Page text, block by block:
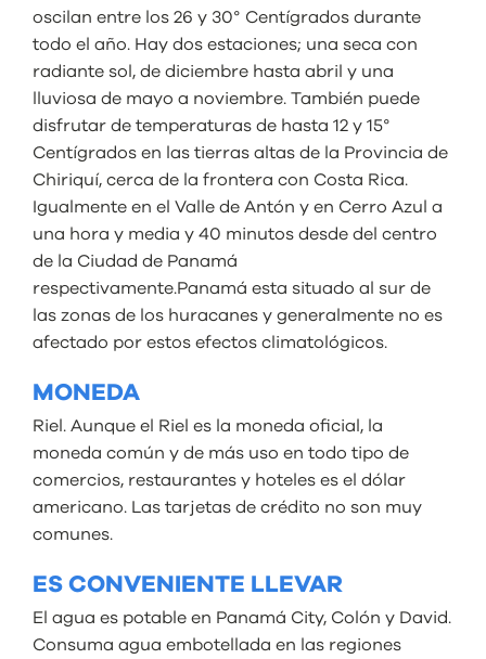
oscilan entre los 26 y 30° Centígrados durante
todo el año. Hay dos estaciones; una seca con
radiante sol, de diciembre hasta abril y una
lluviosa de mayo a noviembre. También puede
disfrutar de temperaturas de hasta 12 y 15°
Centígrados en las tierras altas de la Provincia de
Chiriquí, cerca de la frontera con Costa Rica.
Igualmente en el Valle de Antón y en Cerro Azul a
una hora y media y 40 minutos desde del centro
de la Ciudad de Panamá
respectivamente.Panamá esta situado al sur de
las zonas de los huracanes y generalmente no es
afectado por estos efectos climatológicos.
MONEDA
Riel. Aunque el Riel es la moneda oficial, la
moneda común y de más uso en todo tipo de
comercios, restaurantes y hoteles es el dólar
americano. Las tarjetas de crédito no son muy
comunes.
ES CONVENIENTE LLEVAR
El agua es potable en Panamá City, Colón y David.
Consuma agua embotellada en las regiones